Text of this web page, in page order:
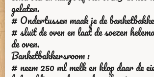
gelaten.
# Ondertussen maak je de
# sluit de oven en laat de soezen
de oven.
Banketbakkersroom :
# neem 250 ml melk en klop daar de